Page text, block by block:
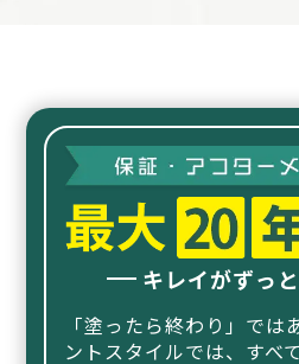
キレイがずっ
「塗ったら終わり」では
ントスタイルでは、 すべ